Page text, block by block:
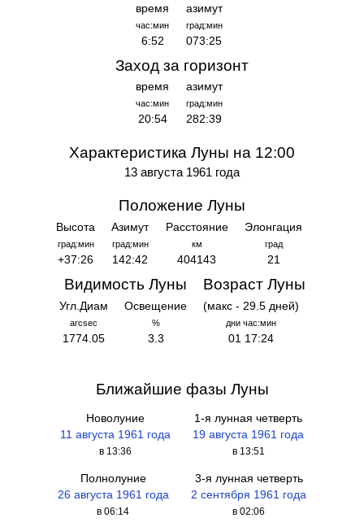
время
час:мин
6:52
азимут
град:мин
073:25
Заход за горизонт
время
час:мин
20:54
азимут
град:мин
282:39
Характеристика Луны на 12:00
13 августа 1961 года
Положение Луны
Высота
град:мин
+37:26
Азимут
град:мин
142:42
Расстояние
км
404143
Элонгация
град
21
Видимость Луны
Угл.Диам
arcsec
1774.05
Освещение
%
3.3
Возраст Луны
(макс - 29.5 дней)
дни час:мин
01 17:24
Ближайшие фазы Луны
Новолуние
11 августа 1961 года
в 13:36
1-я лунная четверть
19 августа 1961 года
в 13:51
Полнолуние
26 августа 1961 года
в 06:14
3-я лунная четверть
2 сентября 1961 года
в 02:06